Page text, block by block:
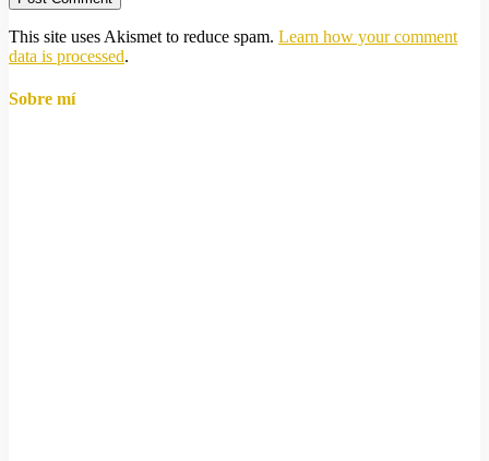
This site uses Akismet to reduce spam. Learn how your comment
data is processed.
Sobre mí